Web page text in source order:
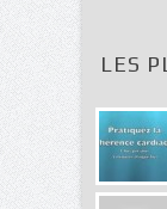
LES